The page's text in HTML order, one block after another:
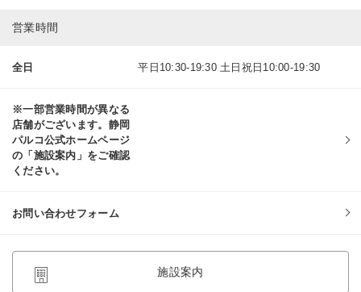
営業時間
全日 平日10:30-19:30 土日祝日10:00-19:30
※一部営業時間が異なる
店舗がございます。静岡
パルコ公式ホームページ
の「施設案内」をご確認
ください。
お問い合わせフォーム
施設案内